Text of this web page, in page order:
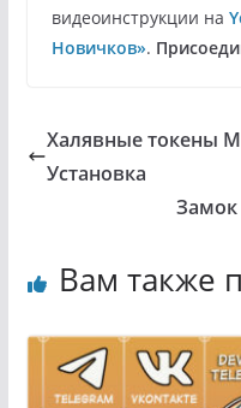
видеоинструкции на
Новичков».
Халявные токены
Установка
Замок
Вам также